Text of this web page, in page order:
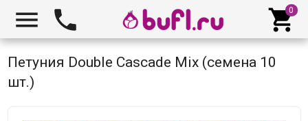
  
Петуния Double Cascade Mix (семена 10
шт.)